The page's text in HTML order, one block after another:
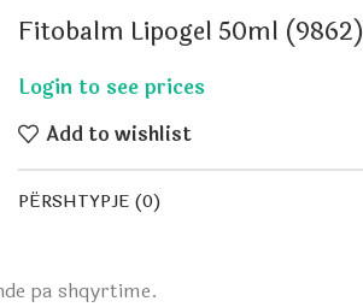
Fitobalm Lipogel 50ml (9862)
Add to wishlist
PËRSHTYPJE (0)
pa shqyrtime.